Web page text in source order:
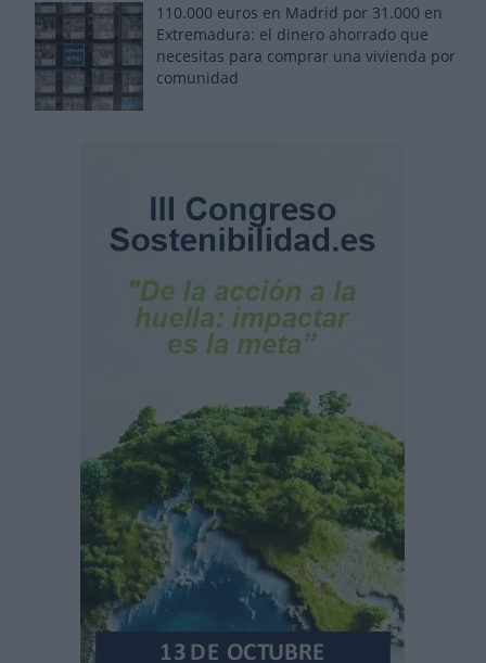
110.000 euros en Madrid por 31.000 en
Extremadura: el dinero ahorrado que
necesitas para comprar una vivienda por
comunidad